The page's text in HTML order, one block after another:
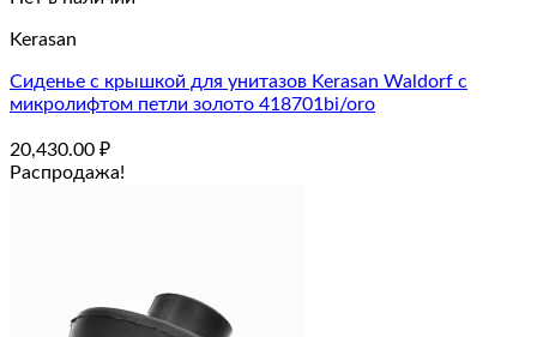
Kerasan
Сиденье с крышкой для унитазов Kerasan Waldorf с
микролифтом петли золото 418701bi/oro
20,430.00 ₽
Распродажа!